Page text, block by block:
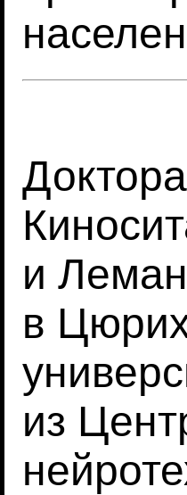
и
в
из